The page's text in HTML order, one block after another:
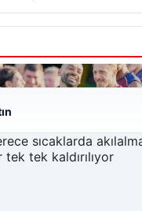
Salah, Trabzonspor’la ilk